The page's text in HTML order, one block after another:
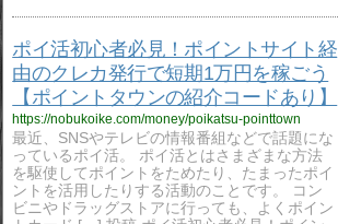
ポイ活初心者必見！ポイントサイト経
由のクレカ発行で短期1万円を稼ごう
【ポイントタウンの紹介コードあり】
https://nobukoike.com/money/poikatsu-pointtown
最近、SNSやテレビの情報番組などで話題にな
っているポイ活。 ポイ活とはさまざまな方法
を駆使してポイントをためたり、たまったポイ
ントを活用したりする活動のことです。 コン
ビニやドラッグストアに行っても、よくポイン